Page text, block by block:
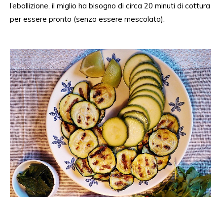
l’ebollizione, il miglio ha bisogno di circa 20 minuti di cottura
per essere pronto (senza essere mescolato).